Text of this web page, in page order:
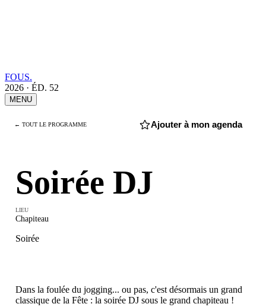
FOUS.
2026 · ÉD. 52
MENU
← TOUT LE PROGRAMME Ajouter à mon agenda
Soirée DJ
LIEU
Chapiteau
Soirée
Dans la foulée du jogging... ou pas, c'est désormais un grand
classique de la Fête : la soirée DJ sous le grand chapiteau !